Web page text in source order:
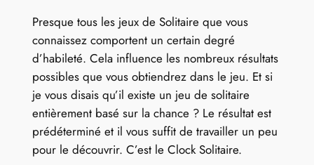
Presque tous les jeux de Solitaire que vous
connaissez comportent un certain degré
d’habileté. Cela influence les nombreux résultats
possibles que vous obtiendrez dans le jeu. Et si
je vous disais qu’il existe un jeu de solitaire
entièrement basé sur la chance ? Le résultat est
prédéterminé et il vous suffit de travailler un peu
pour le découvrir. C’est le Clock Solitaire.